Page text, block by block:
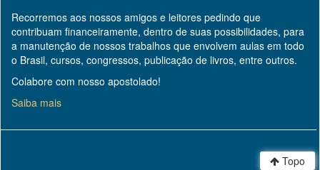
Topo
Recorremos aos nossos amigos e leitores pedindo que
contribuam financeiramente, dentro de suas possibilidades, para
a manutenção de nossos trabalhos que envolvem aulas em todo
o Brasil, cursos, congressos, publicação de livros, entre outros.
Colabore com nosso apostolado!
Saiba mais